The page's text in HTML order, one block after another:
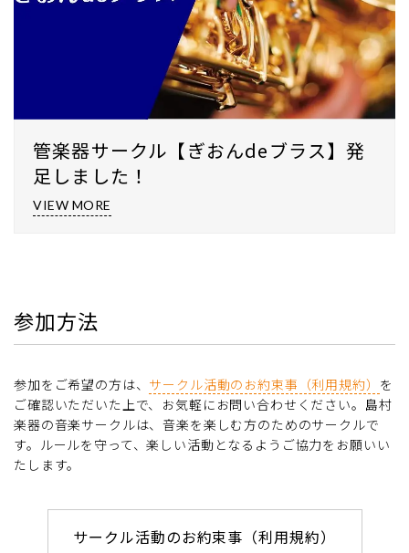
管楽器サークル【ぎおんdeブラス】発
足しました！
VIEW MORE
参加方法
参加をご希望の方は、 サークル活動のお約束事（利用規約） を
ご確認いただいた上で、お気軽にお問い合わせください。島村
楽器の音楽サークルは、音楽を楽しむ方のためのサークルで
す。ルールを守って、楽しい活動となるようご協力をお願いい
たします。
サークル活動のお約束事（利用規約）